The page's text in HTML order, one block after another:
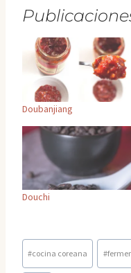
Doubanjiang
Douchi
Etiquetas
de
#cocina coreana #